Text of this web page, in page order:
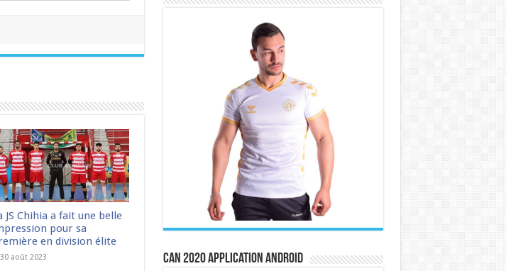
JS Chihia a fait une belle
pour sa
en division élite
30 août 2023 CAN 2020 Application Android